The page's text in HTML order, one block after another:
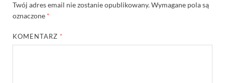
Twój adres email nie zostanie opublikowany.Wymagane pola są
oznaczone *
KOMENTARZ *